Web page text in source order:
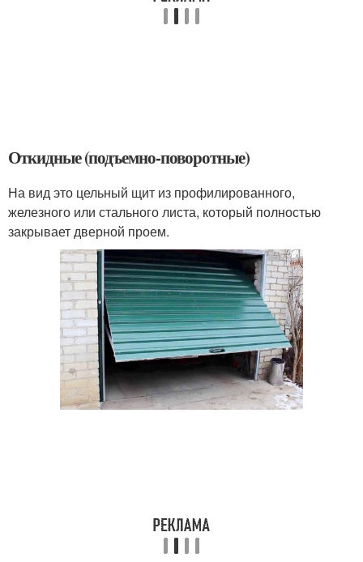
Откидные (подъемно-поворотные)
На вид это цельный щит из профилированного,
железного или стального листа, который полностью
закрывает дверной проем.